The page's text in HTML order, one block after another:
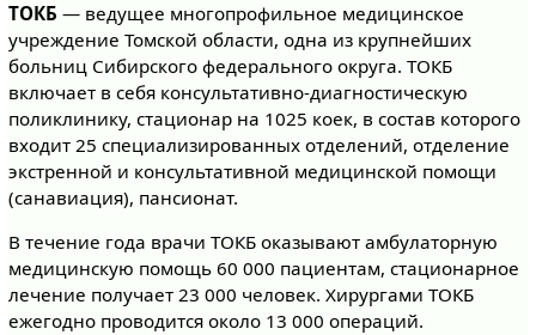
ТОКБ — ведущее многопрофильное медицинское
учреждение Томской области, одна из крупнейших
больниц Сибирского федерального округа. ТОКБ
включает в себя консультативно-диагностическую
поликлинику, стационар на 1025 коек, в состав которого
входит 25 специализированных отделений, отделение
экстренной и консультативной медицинской помощи
(санавиация), пансионат.
В течение года врачи ТОКБ оказывают амбулаторную
медицинскую помощь 60 000 пациентам, стационарное
лечение получает 23 000 человек. Хирургами ТОКБ
ежегодно проводится около 13 000 операций.